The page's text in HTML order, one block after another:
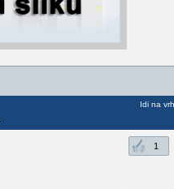
Idi na vrh
1